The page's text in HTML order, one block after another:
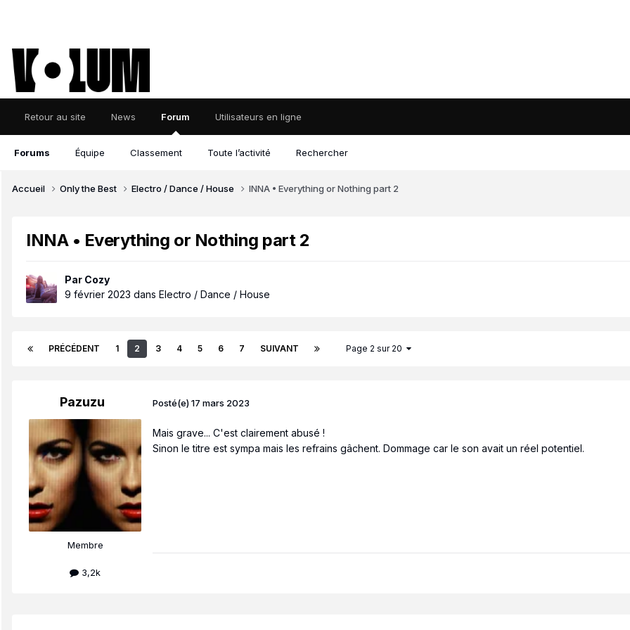
Retour au site News Forum
Forums Équipe Classement Toute l’activité Rechercher
Utilisateurs en ligne
Accueil Only the Best Electro / Dance / House INNA • Everything or Nothing part 2
INNA • Everything or Nothing part 2
Par Cozy
9 février 2023 dans Electro / Dance / House
PRÉCÉDENT 1 2 3 4 5 6 7 SUIVANT Page 2 sur 20
Pazuzu
Membre
3,2k
Posté(e)17 mars 2023
Mais grave... C'est clairement abusé !
Sinon le titre est sympa mais les refrains gâchent. Dommage car le son avait un réel potentiel.